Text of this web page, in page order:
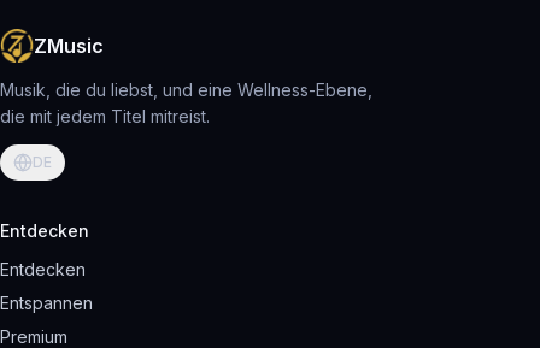
ZMusic
Musik, die du liebst, und eine Wellness-Ebene,
die mit jedem Titel mitreist.
DE
Entdecken
Entdecken
Entspannen
Premium